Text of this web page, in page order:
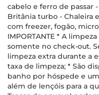
cabelo e ferro de passar
Britânia turbo - Chaleira
com freezer, fogão,
IMPORTANTE * A
somente no check-out.
limpeza extra durante a
taxa de limpeza; * São
banho por hóspede e
além de lençóis para a